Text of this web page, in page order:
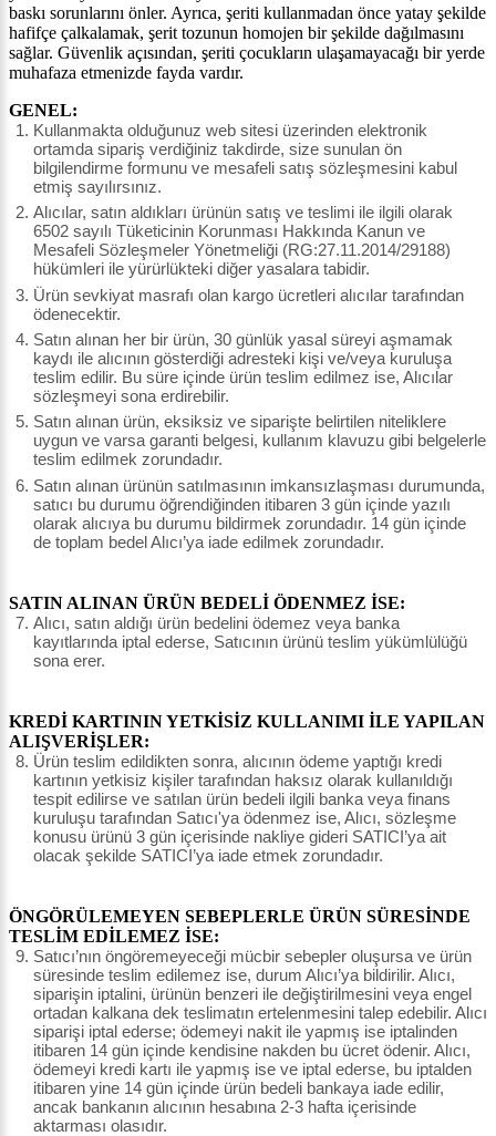
baskı sorunlarını önler. Ayrıca, şeriti kullanmadan önce yatay şekilde
hafifçe çalkalamak, şerit tozunun homojen bir şekilde dağılmasını
sağlar. Güvenlik açısından, şeriti çocukların ulaşamayacağı bir yerde
muhafaza etmenizde fayda vardır.
GENEL:
Kullanmakta olduğunuz web sitesi üzerinden elektronik
ortamda sipariş verdiğiniz takdirde, size sunulan ön
bilgilendirme formunu ve mesafeli satış sözleşmesini kabul
etmiş sayılırsınız.
Alıcılar, satın aldıkları ürünün satış ve teslimi ile ilgili olarak
6502 sayılı Tüketicinin Korunması Hakkında Kanun ve
Mesafeli Sözleşmeler Yönetmeliği (RG:27.11.2014/29188)
hükümleri ile yürürlükteki diğer yasalara tabidir.
Ürün sevkiyat masrafı olan kargo ücretleri alıcılar tarafından
ödenecektir.
Satın alınan her bir ürün, 30 günlük yasal süreyi aşmamak
kaydı ile alıcının gösterdiği adresteki kişi ve/veya kuruluşa
teslim edilir. Bu süre içinde ürün teslim edilmez ise, Alıcılar
sözleşmeyi sona erdirebilir.
Satın alınan ürün, eksiksiz ve siparişte belirtilen niteliklere
uygun ve varsa garanti belgesi, kullanım klavuzu gibi belgelerle
teslim edilmek zorundadır.
Satın alınan ürünün satılmasının imkansızlaşması durumunda,
satıcı bu durumu öğrendiğinden itibaren 3 gün içinde yazılı
olarak alıcıya bu durumu bildirmek zorundadır. 14 gün içinde
de toplam bedel Alıcı’ya iade edilmek zorundadır.
SATIN ALINAN ÜRÜN BEDELİ ÖDENMEZ İSE:
Alıcı, satın aldığı ürün bedelini ödemez veya banka
kayıtlarında iptal ederse, Satıcının ürünü teslim yükümlülüğü
sona erer.
KREDİ KARTININ YETKİSİZ KULLANIMI İLE YAPILAN
ALIŞVERİŞLER:
Ürün teslim edildikten sonra, alıcının ödeme yaptığı kredi
kartının yetkisiz kişiler tarafından haksız olarak kullanıldığı
tespit edilirse ve satılan ürün bedeli ilgili banka veya finans
kuruluşu tarafından Satıcı'ya ödenmez ise, Alıcı, sözleşme
konusu ürünü 3 gün içerisinde nakliye gideri SATICI’ya ait
olacak şekilde SATICI’ya iade etmek zorundadır.
ÖNGÖRÜLEMEYEN SEBEPLERLE ÜRÜN SÜRESİNDE
TESLİM EDİLEMEZ İSE:
Satıcı’nın öngöremeyeceği mücbir sebepler oluşursa ve ürün
süresinde teslim edilemez ise, durum Alıcı’ya bildirilir. Alıcı,
siparişin iptalini, ürünün benzeri ile değiştirilmesini veya engel
ortadan kalkana dek teslimatın ertelenmesini talep edebilir. Alıcı
siparişi iptal ederse; ödemeyi nakit ile yapmış ise iptalinden
itibaren 14 gün içinde kendisine nakden bu ücret ödenir. Alıcı,
ödemeyi kredi kartı ile yapmış ise ve iptal ederse, bu iptalden
itibaren yine 14 gün içinde ürün bedeli bankaya iade edilir,
ancak bankanın alıcının hesabına 2-3 hafta içerisinde
aktarması olasıdır.